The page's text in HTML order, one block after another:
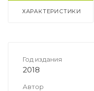
ХАРАКТЕРИСТИКИ
Год издания
2018
Автор